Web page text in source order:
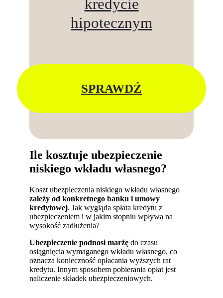
kredycie
hipotecznym
SPRAWDŹ
Ile kosztuje ubezpieczenie
niskiego wkładu własnego?
Koszt ubezpieczenia niskiego wkładu własnego
zależy od konkretnego banku i umowy
kredytowej. Jak wygląda spłata kredytu z
ubezpieczeniem i w jakim stopniu wpływa na
wysokość zadłużenia?
Ubezpieczenie podnosi marżędo czasu
osiągnięcia wymaganego wkładu własnego, co
oznacza konieczność opłacania wyższych rat
kredytu. Innym sposobem pobierania opłat jest
naliczenie składek ubezpieczeniowych.